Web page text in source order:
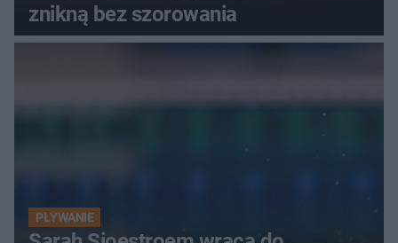
znikną bez szorowania
PŁYWANIE